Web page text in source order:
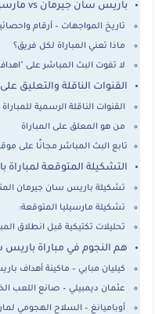
باريس سان جيرمان vs مارسيليا - 44hd
تاريخ المواجهات – أرقام
ماذا تعني المباراة لكل فريق؟
لا تفوت البث المباشر على
القنوات الناقلة والتعليق
القنوات الناقلة الرسمية للمباراة
من هو المعلق على المباراة
تابع البث المباشر مجانًا على
التشكيلة المتوقعة
تشكيلة باريس سان جيرمان
تشكيلة مارسيليا المتوقعة:
تحليلات تكتيكية قبل انطلاق
هم النجوم في مباراة
كيليان مبابي – ماكينة أهداف
عثمان ديمبيلي – صانع اللعب
أوباميانغ – السلاح الهجومي